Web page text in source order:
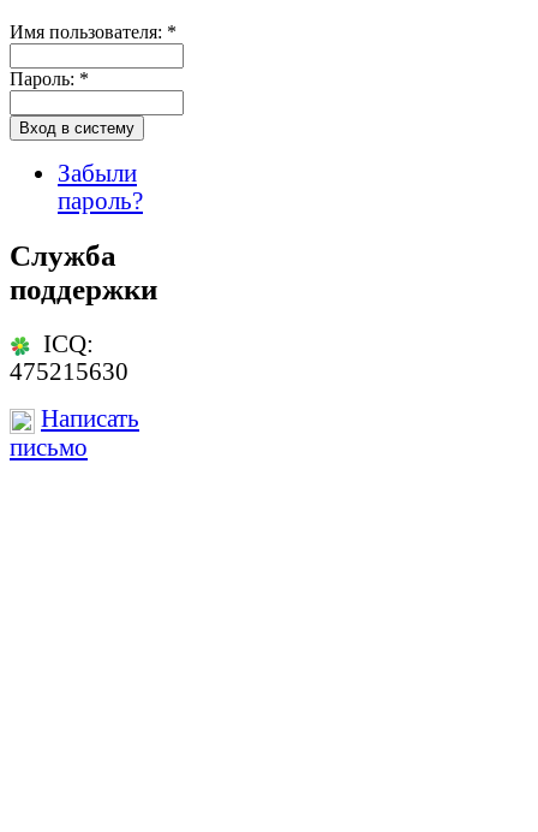
Имя пользователя: *
Пароль: *
Забыли
пароль?
Служба
поддержки
ICQ:
475215630
Написать
письмо